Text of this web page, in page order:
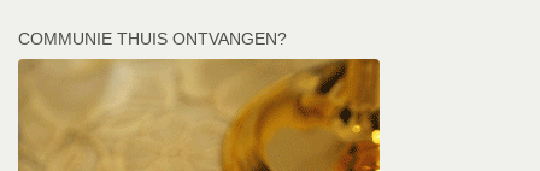
COMMUNIE THUIS ONTVANGEN?